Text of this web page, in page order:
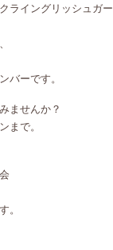
ライングリッシュガ
バーです。
ませんか？
まで。
。